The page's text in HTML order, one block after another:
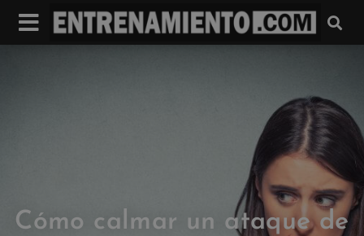
Cómo calmar un ataque de